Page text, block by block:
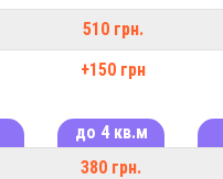
510 грн.
+150 грн
до 4 кв.м
380 грн.